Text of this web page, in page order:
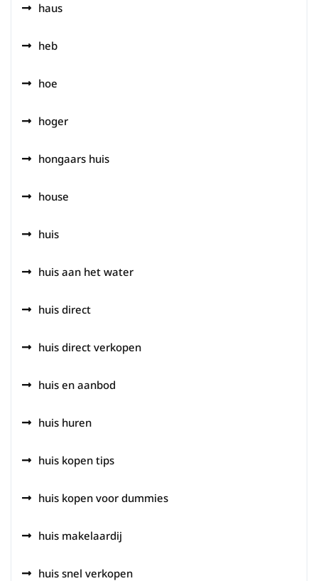
haus
heb
hoe
hoger
hongaars huis
house
huis
huis aan het water
huis direct
huis direct verkopen
huis en aanbod
huis huren
huis kopen tips
huis kopen voor dummies
huis makelaardij
huis snel verkopen